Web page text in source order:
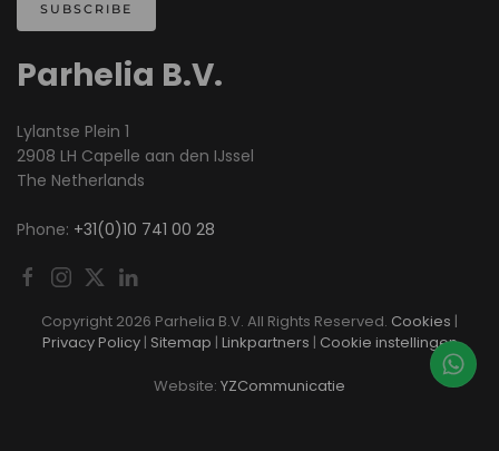
SUBSCRIBE
Parhelia B.V.
Lylantse Plein 1
2908 LH Capelle aan den IJssel
The Netherlands
Phone: +31(0)10 741 00 28
Copyright 2026 Parhelia B.V. All Rights Reserved. Cookies |
Privacy Policy| Sitemap | Linkpartners | Cookie instellingen
Website: YZCommunicatie